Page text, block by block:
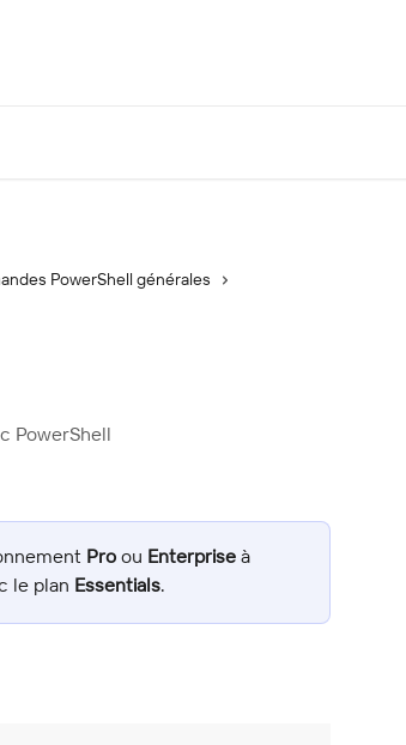
PowerShell générales
PowerShell
Pro ou Enterprise à
le plan Essentials.